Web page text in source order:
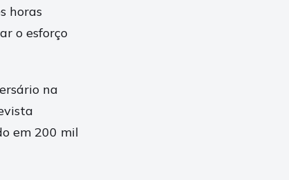
horas
o esforço
na
em 200 mil